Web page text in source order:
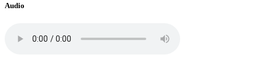
Audio